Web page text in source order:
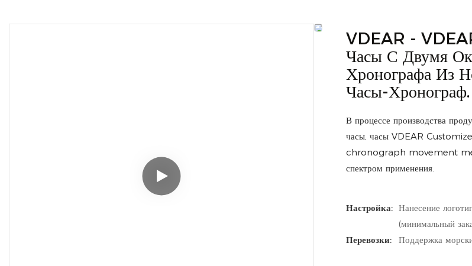
VDEAR -
Часы С Двумя
Хронографа Из
Часы-Хронограф.
В процессе производства
часы, часы VDEAR
chronograph movement
спектром применения.
Настройка: Нанесение
(минимальный
Перевозки:
Поддержка